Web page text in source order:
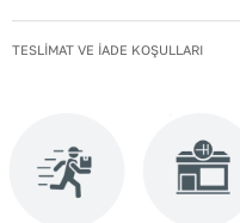
TESLİMAT VE İADE KOŞULLARI